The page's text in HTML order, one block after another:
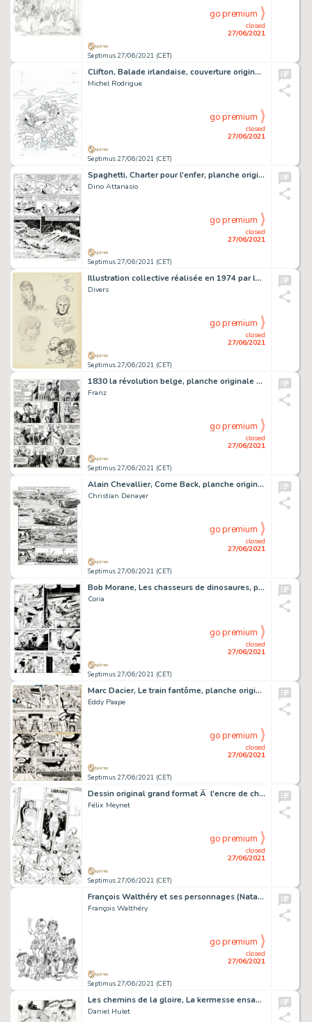
Septimus 27/06/2021 (CET)
closed
27/06/2021
go premium
Clifton, Balade irlandaise, couverture originale Ã …
Michel Rodrigue
Septimus 27/06/2021 (CET)
closed
27/06/2021
go premium
Spaghetti, Charter pour l'enfer, planche originale Ã …
Dino Attanasio
Septimus 27/06/2021 (CET)
closed
27/06/2021
go premium
Illustration collective réalisée en 1974 par les vedettes du journalÂ SpirouÂ sur une carte des 75 ans…
Divers
Septimus 27/06/2021 (CET)
closed
27/06/2021
go premium
1830 la révolution belge, planche originale Ã l'encre…
Franz
Septimus 27/06/2021 (CET)
closed
27/06/2021
go premium
Alain Chevallier, Come Back, planche originale Ã …
Christian Denayer
Septimus 27/06/2021 (CET)
closed
27/06/2021
go premium
Bob Morane, Les chasseurs de dinosaures, planche originale…
Coria
Septimus 27/06/2021 (CET)
closed
27/06/2021
go premium
Marc Dacier, Le train fantôme, planche originale Ã …
Eddy Paape
Septimus 27/06/2021 (CET)
closed
27/06/2021
go premium
Dessin original grand format Ã l'encre de chine…
Félix Meynet
Septimus 27/06/2021 (CET)
closed
27/06/2021
go premium
François Walthéry et ses personnages (Natacha, Walter,…
François Walthéry
Septimus 27/06/2021 (CET)
closed
27/06/2021
go premium
Les chemins de la gloire, La kermesse ensablée, planche…
Daniel Hulet